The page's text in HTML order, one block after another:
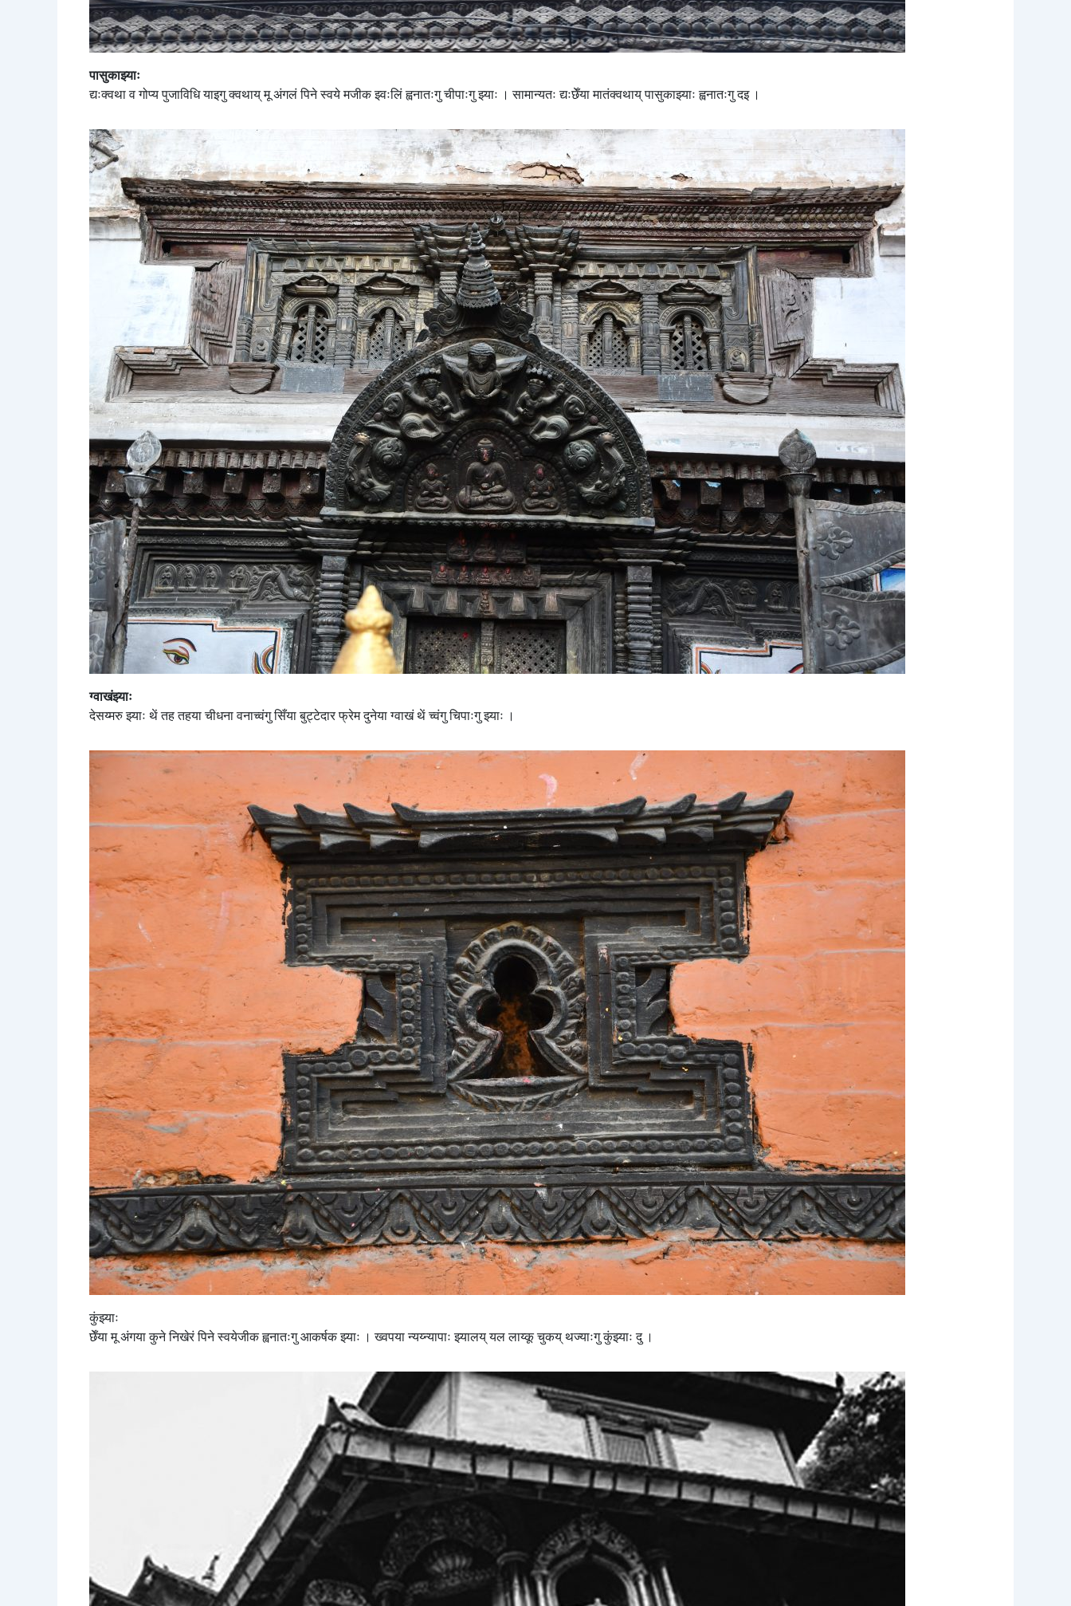
पासुकाझ्याः
द्यःक्वथा व गोप्य पुजाविधि याइगु क्वथाय् मू अंगलं पिने स्वये मजीक झ्वःलिं ह्वनातःगु चीपाःगु झ्याः । सामान्यतः द्यःछेँया मातंक्वथाय् पासुकाझ्याः ह्वनातःगु दइ ।
ग्वाखंझ्याः
देसय्मरु झ्याः थें तह तहया चीधना वनाच्वंगु सिँया बुट्टेदार फ्रेम दुनेया ग्वाखं थें च्वंगु चिपाःगु झ्याः ।
कुंझ्याः
छेँया मू अंगया कुने निखेरं पिने स्वयेजीक ह्वनातःगु आकर्षक झ्याः । ख्वपया न्यय्न्यापाः झ्यालय् यल लाय्कू चुकय् थज्याःगु कुंझ्याः दु ।